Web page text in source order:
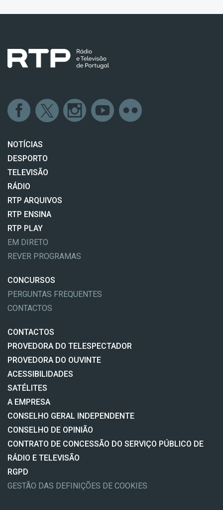
NOTÍCIAS
DESPORTO
TELEVISÃO
RÁDIO
RTP ARQUIVOS
RTP ENSINA
RTP PLAY
EM DIRETO
REVER PROGRAMAS
CONCURSOS
PERGUNTAS FREQUENTES
CONTACTOS
CONTACTOS
PROVEDORA DO TELESPECTADOR
PROVEDORA DO OUVINTE
ACESSIBILIDADES
SATÉLITES
A EMPRESA
CONSELHO GERAL INDEPENDENTE
CONSELHO DE OPINIÃO
CONTRATO DE CONCESSÃO DO SERVIÇO PÚBLICO DE
RÁDIO E TELEVISÃO
RGPD
GESTÃO DAS DEFINIÇÕES DE COOKIES